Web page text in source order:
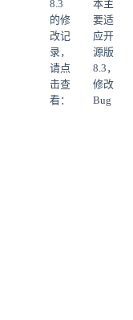
本主
要适
应开
源版
8.3，
修改
Bug
8.3
的修
改记
录，
请点
击查
看：